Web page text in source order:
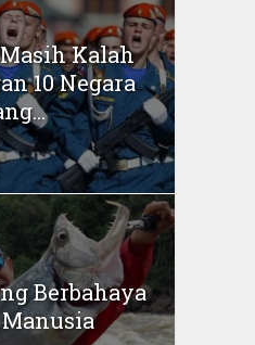
Kalah
10 Negara
Berbahaya